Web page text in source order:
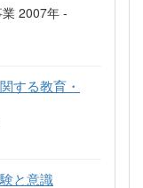
2007年 -
する教育・
と意識